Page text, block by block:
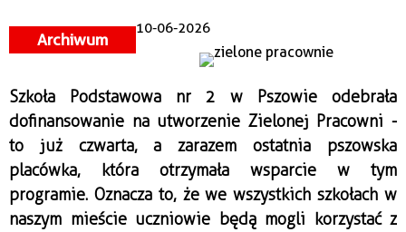
Archiwum
10-06-2026
Szkoła Podstawowa nr 2 w Pszowie odebrała
dofinansowanie na utworzenie Zielonej Pracowni -
to już czwarta, a zarazem ostatnia pszowska
placówka, która otrzymała wsparcie w tym
programie. Oznacza to, że we wszystkich szkołach w
naszym mieście uczniowie będą mogli korzystać z